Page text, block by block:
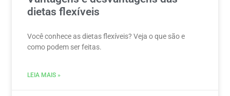
dietas flexíveis
Você conhece as dietas flexíveis? Veja o que são e
como podem ser feitas.
LEIA MAIS »